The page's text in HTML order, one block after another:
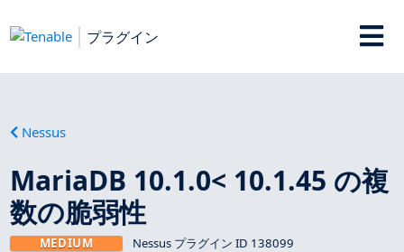
プラグイン
Nessus
MariaDB 10.1.0< 10.1.45 の複
数の脆弱性
MEDIUM Nessus プラグイン ID 138099